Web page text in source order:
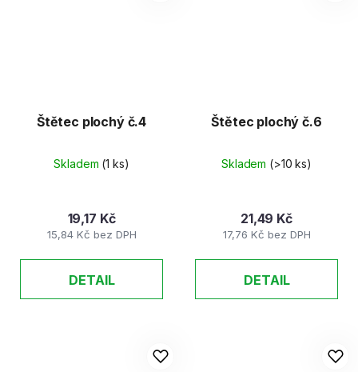
Štětec plochý č.4
Skladem (1 ks)
15,84 Kč bez DPH
19,17 Kč
DETAIL
Štětec plochý č.6
Skladem (>10 ks)
17,76 Kč bez DPH
21,49 Kč
DETAIL